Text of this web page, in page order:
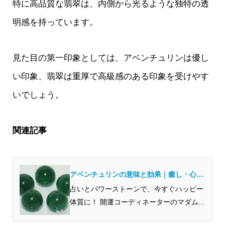
特に高品質な翡翠は、内側から光るような独特の透
明感を持っています。
見た目の第一印象としては、アベンチュリンは優し
い印象、翡翠は重厚で高級感のある印象を受けやす
いでしょう。
関連記事
アベンチュリンの意味と効果｜癒し・心の
安定・人間関係を整える意味と身につけ方
占いとパワーストーンで、今すぐハッピー
体質に！ 開運コーディネーターのマダム...